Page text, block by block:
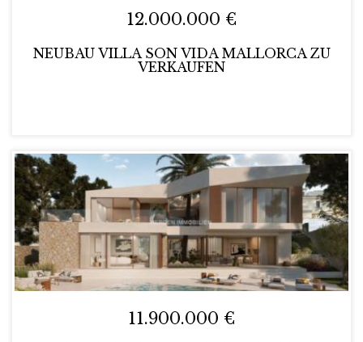
12.000.000 €
NEUBAU VILLA SON VIDA MALLORCA ZU
VERKAUFEN
11.900.000 €